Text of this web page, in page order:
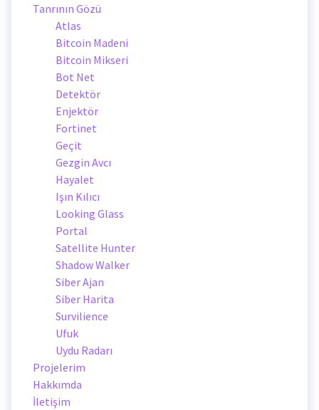
Tanrının Gözü
Atlas
Bitcoin Madeni
Bitcoin Mikseri
Bot Net
Detektör
Enjektör
Fortinet
Geçit
Gezgin Avcı
Hayalet
Işın Kılıcı
Looking Glass
Portal
Satellite Hunter
Shadow Walker
Siber Ajan
Siber Harita
Survilience
Ufuk
Uydu Radarı
Projelerim
Hakkımda
İletişim